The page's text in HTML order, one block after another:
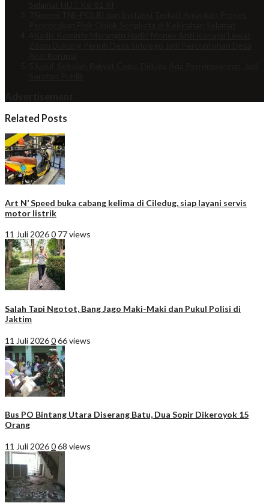
Related Posts
Art N’ Speed buka cabang kelima di Ciledug, siap layani servis
motor listrik
11 Juli 20260 77 views
Salah Tapi Ngotot, Bang Jago Maki-Maki dan Pukul Polisi di
Jaktim
11 Juli 2026066 views
Bus PO Bintang Utara Diserang Batu, Dua Sopir Dikeroyok 15
Orang
11 Juli 2026068 views